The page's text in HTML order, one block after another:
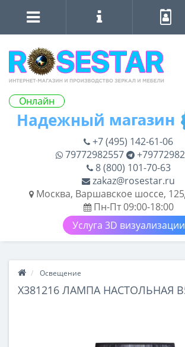
Онлайн
+7 (495) 142-61-06
79772982557
8 (800) 101-70-63
zakaz@rosestar.ru
Москва, Варшавское шоссе,
Пн-Пт 09:00-18:00
Услуга 3D визуализации
Освещение
X381216 ЛАМПА НАСТОЛЬНАЯ